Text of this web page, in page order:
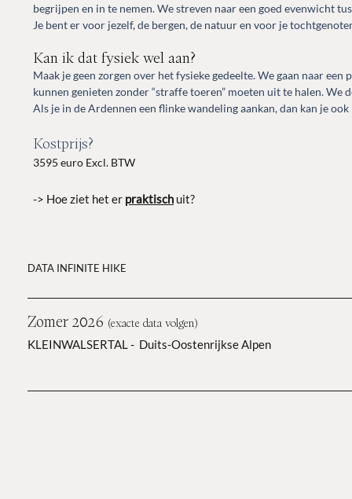
begrijpen en in te nemen.We streven naar een goed evenwicht
Je bent er voor jezelf, de bergen, de natuur en voor je
Kan ik dat fysiek wel aan?
Maak je geen zorgen over het fysieke gedeelte.We gaan naar een
kunnen genieten zonder “straffe toeren” moeten uit te halen. We
Als je in de Ardennen een flinke wandeling aankan, dan kan je ook
Kostprijs?
3595 euro Excl. BTW
-> Hoe ziet het er praktisch uit?
DATA INFINITE HIKE
Zomer 2026 (exacte data volgen)
KLEINWALSERTAL - Duits-Oostenrijkse Alpen